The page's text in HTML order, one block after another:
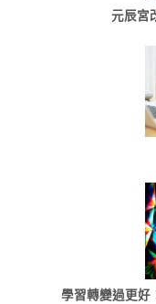
元辰宮
學習轉變過更好